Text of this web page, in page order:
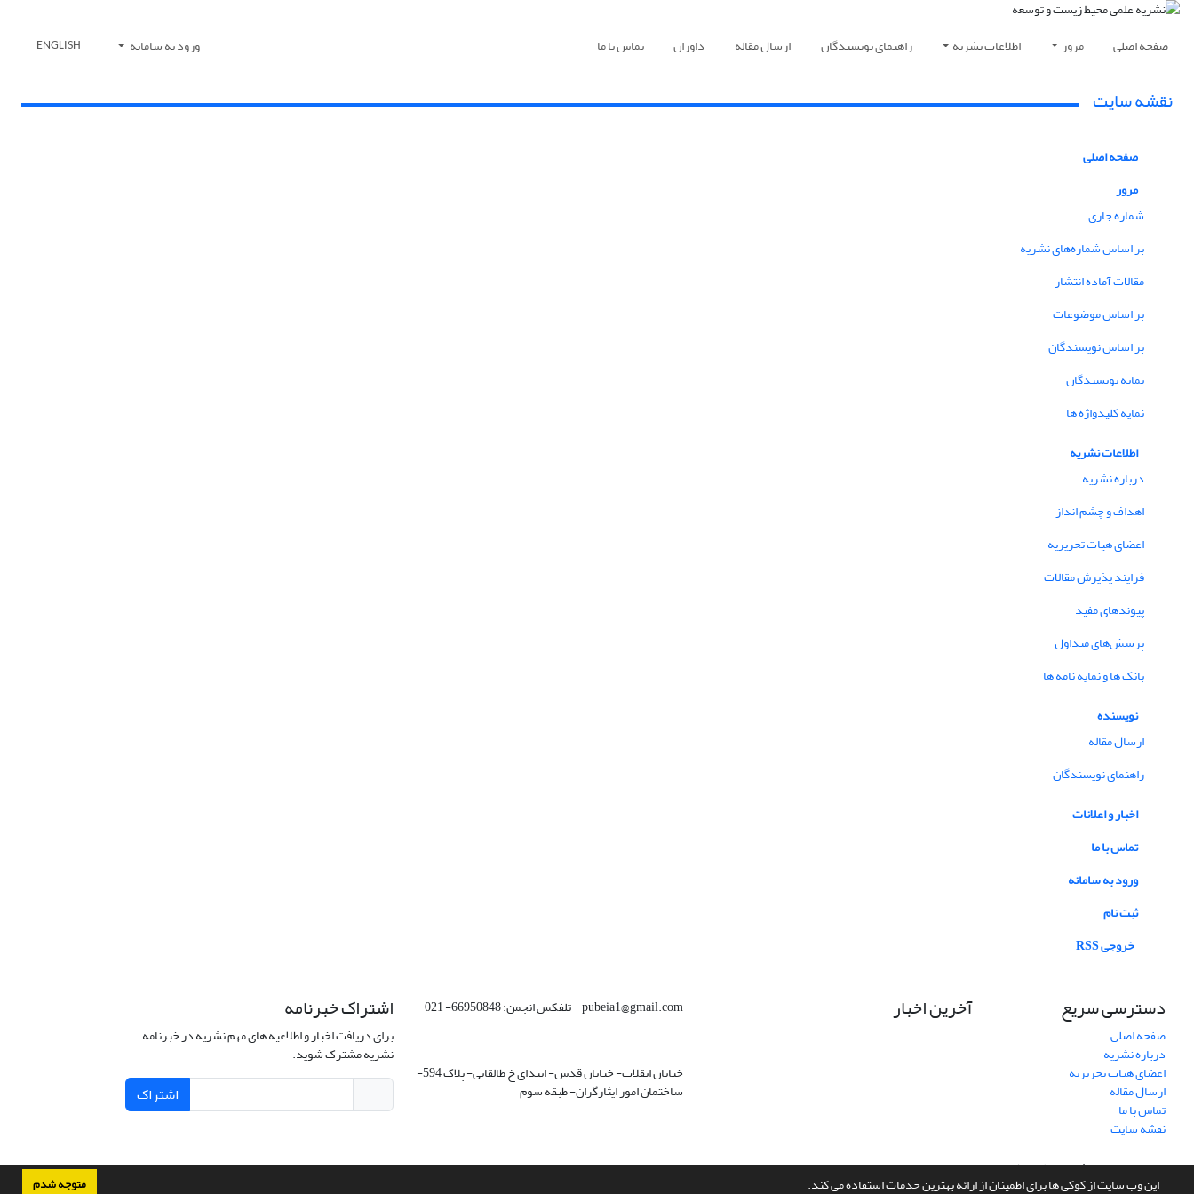
این وب سایت از کوکی ها برای اطمینان از ارائه بهترین خدمات استفاده می کند. متوجه شدم
صفحه اصلی مرور اطلاعات نشریه راهنمای نویسندگان ارسال مقاله داوران تماس با ما ورود به سامانه ENGLISH
نقشه سایت
صفحه اصلی
مرور
شماره جاری
بر اساس شماره‌های نشریه
مقالات آماده انتشار
بر اساس موضوعات
بر اساس نویسندگان
نمایه نویسندگان
نمایه کلیدواژه ها
اطلاعات نشریه
درباره نشریه
اهداف و چشم انداز
اعضای هیات تحریریه
فرایند پذیرش مقالات
پیوندهای مفید
پرسش‌های متداول
بانک ها و نمایه نامه ها
نویسنده
ارسال مقاله
راهنمای نویسندگان
اخبار و اعلانات
تماس با ما
ورود به سامانه
ثبت نام
خروجی RSS
دسترسی سریع
صفحه اصلی
درباره نشریه
اعضای هیات تحریریه
ارسال مقاله
تماس با ما
نقشه سایت
آخرین اخبار pubeia1@gmail.com تلفکس انجمن: 66950848- 021
خیابان انقلاب- خیابان قدس- ابتدای خ طالقانی- پلاک 594-
ساختمان امور ایثارگران- طبقه سوم
اشتراک خبرنامه
برای دریافت اخبار و اطلاعیه های مهم نشریه در خبرنامه
نشریه مشترک شوید.
اشتراک
سامانه مدیریت نشریات علمی.طراحی و پیاده سازی ازسیناوب